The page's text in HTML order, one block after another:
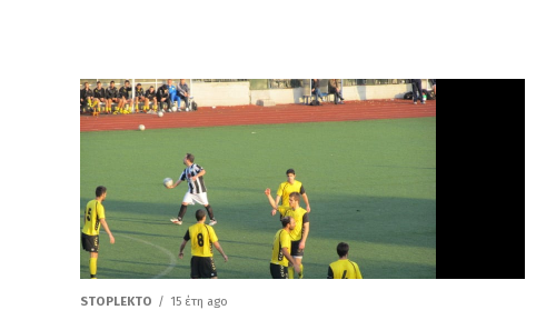
STOPLEKTO 15 έτη ago